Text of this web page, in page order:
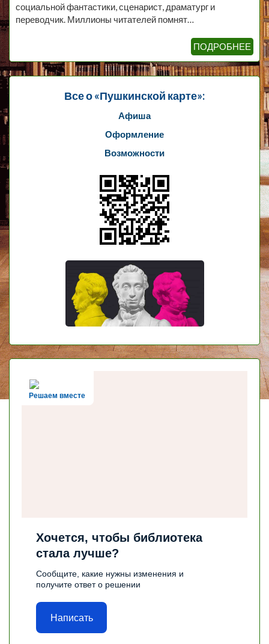
социальной фантастики, сценарист, драматург и
переводчик. Миллионы читателей помнят…
ПОДРОБНЕЕ
Все о «Пушкинской карте»:
Афиша
Оформление
Возможности
Решаем вместе
Хочется, чтобы библиотека
стала лучше?
Сообщите, какие нужны изменения и
получите ответ о решении
Написать